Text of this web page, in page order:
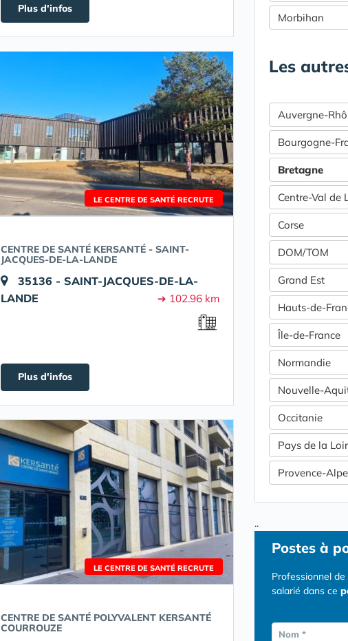
Plus d'infos
LE CENTRE DE SANTÉ RECRUTE
CENTRE DE SANTÉ KERSANTÉ - SAINT-
JACQUES-DE-LA-LANDE
35136 - SAINT-JACQUES-DE-LA-
LANDE
➔ 102.96 km
Plus d'infos
LE CENTRE DE SANTÉ RECRUTE
CENTRE DE SANTÉ POLYVALENT KERSANTÉ
COURROUZE
Morbihan
Les
Auvergne-
Bourgogne-
Bretagne
Centre-Val de
Corse
DOM/TOM
Grand Est
Hauts-de-
Île-de-France
Normandie
Nouvelle-
Occitanie
Pays de la
Provence-
..
Postes à
Professionnel
salarié dans ce
Nom *